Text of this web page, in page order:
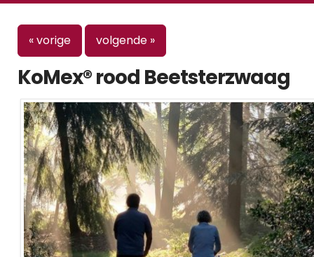
« vorige volgende »
KoMex® rood Beetsterzwaag